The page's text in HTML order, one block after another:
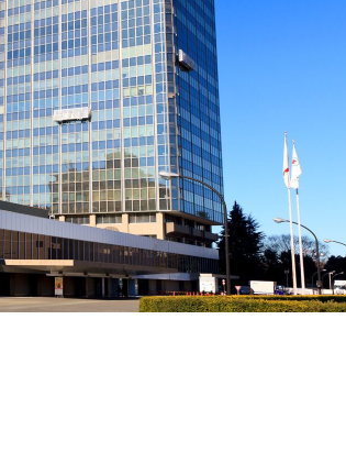
保一監督...
もっと見る
もっと見る